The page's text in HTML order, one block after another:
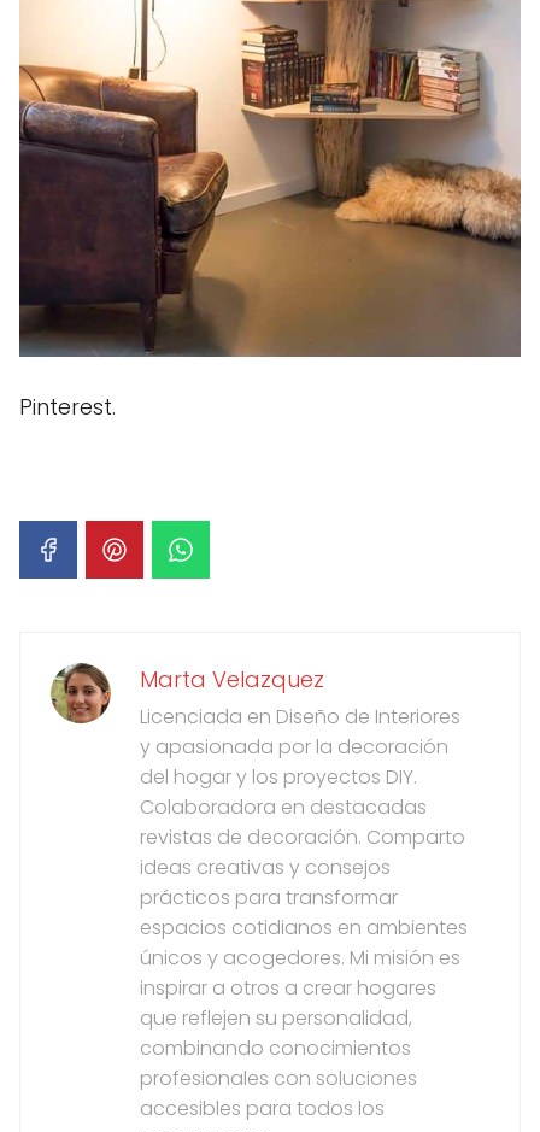
Pinterest.
Marta Velazquez
Licenciada en Diseño de Interiores
y apasionada por la decoración
del hogar y los proyectos DIY.
Colaboradora en destacadas
revistas de decoración. Comparto
ideas creativas y consejos
prácticos para transformar
espacios cotidianos en ambientes
únicos y acogedores. Mi misión es
inspirar a otros a crear hogares
que reflejen su personalidad,
combinando conocimientos
profesionales con soluciones
accesibles para todos los